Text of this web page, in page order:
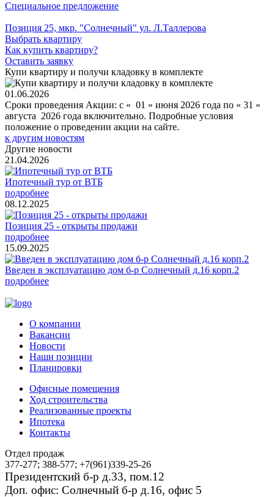
Специальное предложение
Позиция 25, мкр. "Солнечный" ул. Л.Таллерова
Выбрать квартиру
Как купить квартиру?
Оставить заявку
Купи квартиру и получи кладовку в комплекте
01.06.2026
Сроки проведения Акции: с « 01 » июня 2026 года по « 31 »
августа 2026 года включительно. Подробные условия
положение о проведении акции на сайте.
к другим новостям
Другие новости
21.04.2026
Ипотечный тур от ВТБ
подробнее
08.12.2025
Позиция 25 - открыты продажи
подробнее
15.09.2025
Введен в эксплуатацию дом б-р Солнечный д.16 корп.2
подробнее
О компании
Вакансии
Новости
Наши позиции
Планировки
Офисные помещения
Ход строительства
Реализованные проекты
Ипотека
Контакты
Отдел продаж
377-277; 388-577; +7(961)339-25-26
Президентский б-р д.33, пом.12
Доп. офис: Солнечный б-р д.16, офис 5